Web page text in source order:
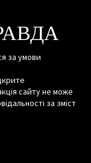
за умови
сайту не може
за зміст